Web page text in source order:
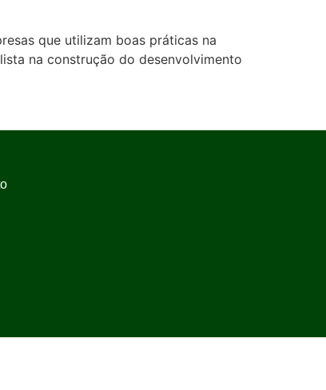
que utilizam boas práticas na
na construção do desenvolvimento